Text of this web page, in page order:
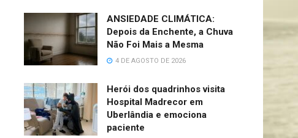
ANSIEDADE CLIMÁTICA:
Depois da Enchente, a Chuva
Não Foi Mais a Mesma
4 DE AGOSTO DE 2026
Herói dos quadrinhos visita
Hospital Madrecor em
Uberlândia e emociona
paciente